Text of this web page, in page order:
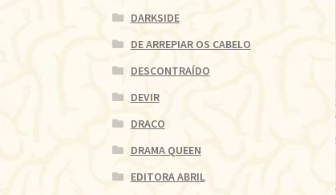
DARKSIDE
DE ARREPIAR OS CABELO
DESCONTRAÍDO
DEVIR
DRACO
DRAMA QUEEN
EDITORA ABRIL